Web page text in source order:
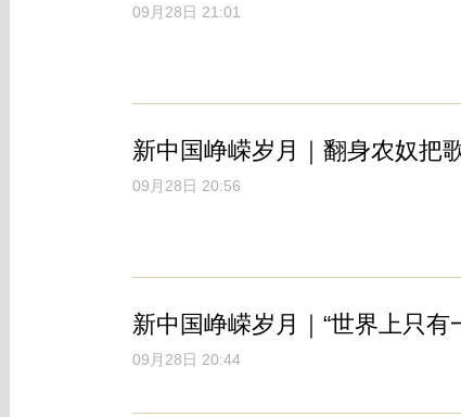
09月28日 21:01
新中国峥嵘岁月｜翻身农奴把
09月28日 20:56
新中国峥嵘岁月｜“世界上只有
09月28日 20:44